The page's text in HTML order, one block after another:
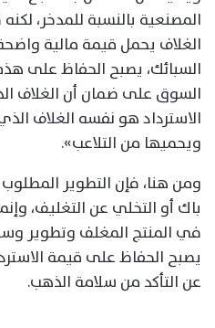
المصنعية بالنسبة للمدخر،
الغلاف يحمل قيمة مالية
السبائك، يصبح الحفاظ على
السوق على ضمان أن الغلاف
الاسترداد هو نفسه الغلاف
ويحميها من التلاعب».
ومن هنا، فإن التطوير
باك أو التخلي عن التغليف،
في المنتج المغلف وتطوير
يصبح الحفاظ على قيمة
عن التأكد من سلامة الذهب.